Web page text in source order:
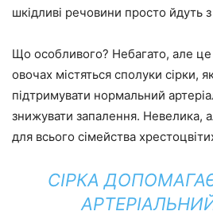
шкідливі речовини просто йдуть з
Що особливого? Небагато, але
овочах містяться сполуки сірки,
підтримувати нормальний
знижувати запалення. Невелика,
для всього сімейства
СІРКА